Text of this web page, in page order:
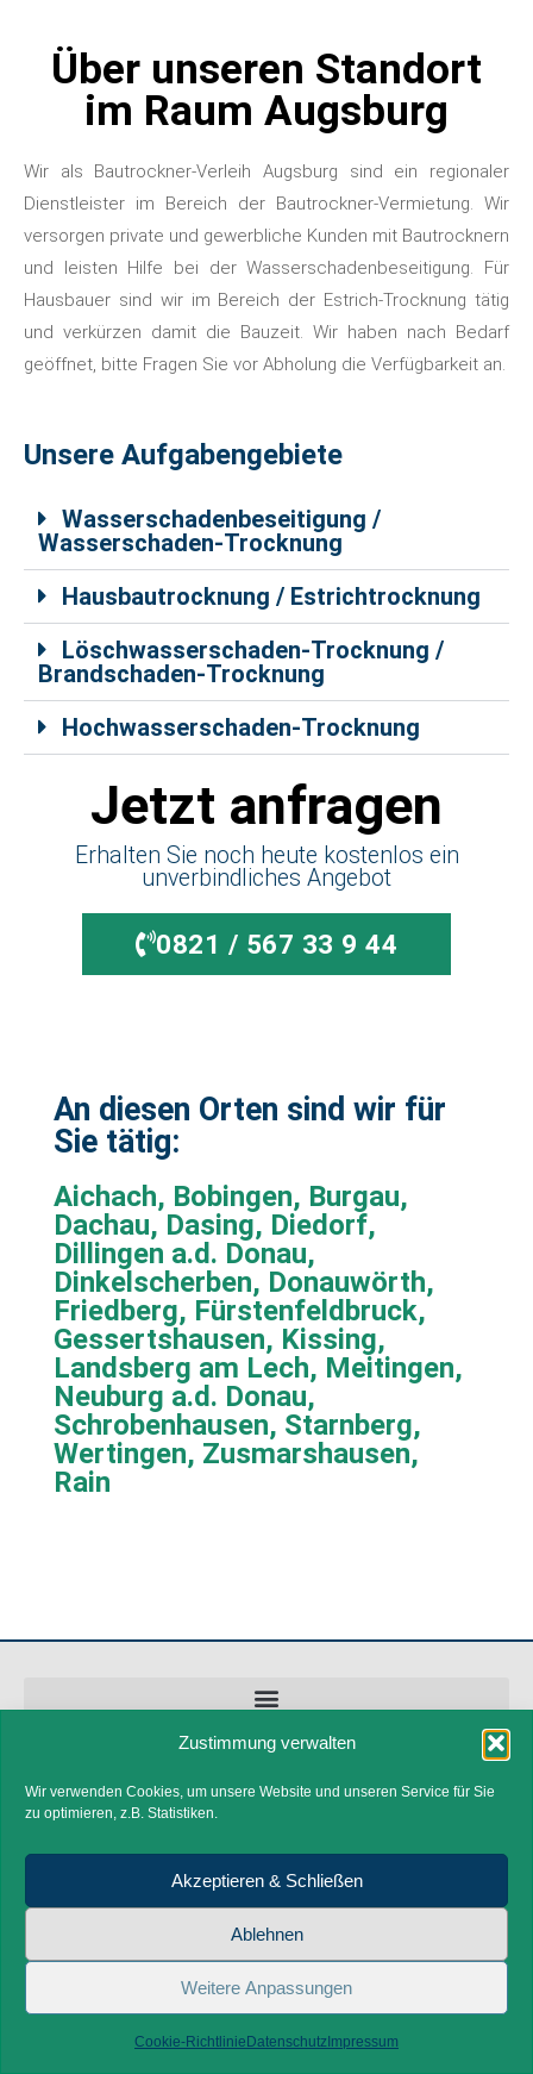
Zustimmung verwalten
Wir verwenden Cookies, um unsere Website und unseren Service für Sie
zu optimieren, z.B. Statistiken.
Akzeptieren & Schließen
Ablehnen
Weitere Anpassungen
Cookie-Richtlinie Datenschutz Impressum
Über unseren Standort
im Raum Augsburg
Wir als Bautrockner-Verleih Augsburg sind ein regionaler
Dienstleister im Bereich der Bautrockner-Vermietung. Wir
versorgen private und gewerbliche Kunden mit Bautrocknern
und leisten Hilfe bei der Wasserschadenbeseitigung. Für
Hausbauer sind wir im Bereich der Estrich-Trocknung tätig
und verkürzen damit die Bauzeit. Wir haben nach Bedarf
geöffnet, bitte Fragen Sie vor Abholung die Verfügbarkeit an.
Unsere Aufgabengebiete
Wasserschadenbeseitigung /
Wasserschaden-Trocknung
Hausbautrocknung / Estrichtrocknung
Löschwasserschaden-Trocknung /
Brandschaden-Trocknung
Hochwasserschaden-Trocknung
Jetzt anfragen
Erhalten Sie noch heute kostenlos ein
unverbindliches Angebot
0821 / 567 33 9 44
An diesen Orten sind wir für
Sie tätig:
Aichach, Bobingen, Burgau,
Dachau, Dasing, Diedorf,
Dillingen a.d. Donau,
Dinkelscherben, Donauwörth,
Friedberg, Fürstenfeldbruck,
Gessertshausen, Kissing,
Landsberg am Lech, Meitingen,
Neuburg a.d. Donau,
Schrobenhausen, Starnberg,
Wertingen, Zusmarshausen,
Rain
Impressum
0821 / 567 33 9 44
mail@bautrockner-augsburg.com
Ein Partner im Verbund von WIRmachenTROCKEN